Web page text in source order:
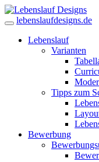
lebenslaufdesigns.de
Lebenslauf
Varianten
Tipps zum
Bewerbung